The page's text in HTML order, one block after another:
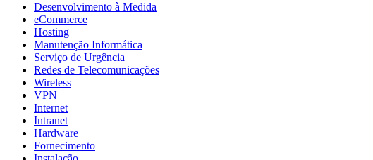
Desenvolvimento à Medida
eCommerce
Hosting
Manutenção Informática
Serviço de Urgência
Redes de Telecomunicações
Wireless
VPN
Internet
Intranet
Hardware
Fornecimento